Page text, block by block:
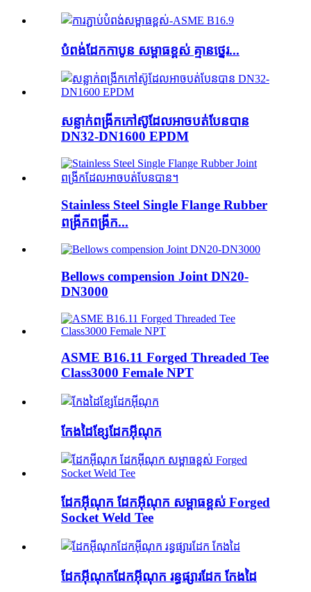
បំពង់ដែកកាបូន សម្ពាធខ្ពស់ គ្មានថ្នេរ...
សន្លាក់ពង្រីកកៅស៊ូដែលអាចបត់បែនបាន
DN32-DN1600 EPDM
Stainless Steel Single Flange Rubber
ពង្រីកពង្រីក...
Bellows compension Joint DN20-
DN3000
ASME B16.11 Forged Threaded Tee
Class3000 Female NPT
កែងដៃខ្សែដែកអ៊ីណុក
ដែកអ៊ីណុក ដែកអ៊ីណុក សម្ពាធខ្ពស់ Forged
Socket Weld Tee
ដែកអ៊ីណុកដែកអ៊ីណុក រន្ធផ្សារដែក កែងដៃ